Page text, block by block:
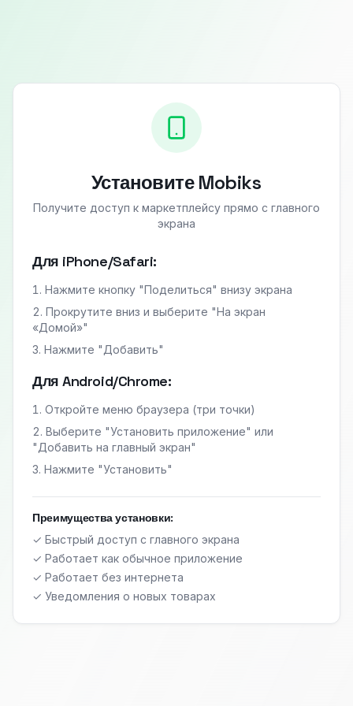
Установите Mobiks
Получите доступ к маркетплейсу прямо с главного
экрана
Для iPhone/Safari:
Нажмите кнопку "Поделиться" внизу экрана
Прокрутите вниз и выберите "На экран
«Домой»"
Нажмите "Добавить"
Для Android/Chrome:
Откройте меню браузера (три точки)
Выберите "Установить приложение" или
"Добавить на главный экран"
Нажмите "Установить"
Преимущества установки:
✓ Быстрый доступ с главного экрана
✓ Работает как обычное приложение
✓ Работает без интернета
✓ Уведомления о новых товарах